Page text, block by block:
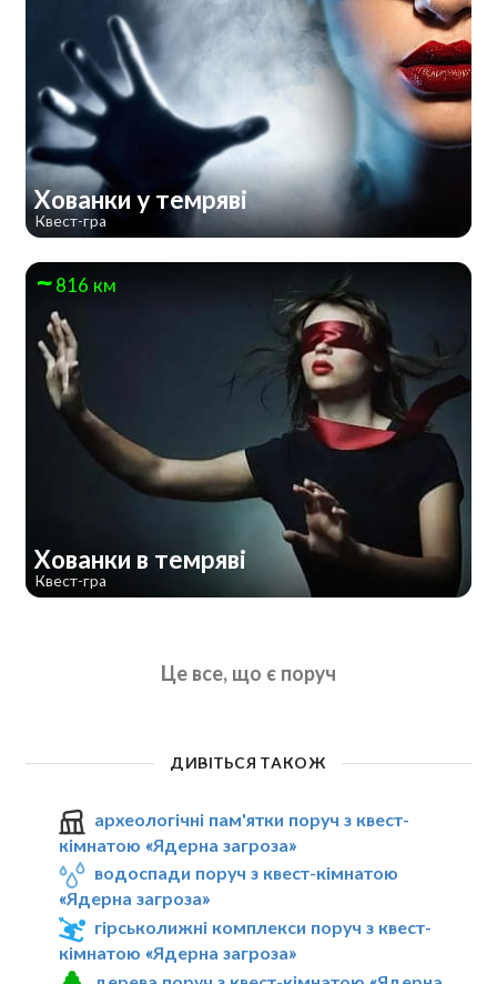
Хованки у темряві
Квест-гра
816 км
Хованки в темряві
Квест-гра
Це все, що є поруч
ДИВІТЬСЯ ТАКОЖ
археологічні пам'ятки поруч з квест-
кімнатою «Ядерна загроза»
водоспади поруч з квест-кімнатою
«Ядерна загроза»
гірськолижні комплекси поруч з квест-
кімнатою «Ядерна загроза»